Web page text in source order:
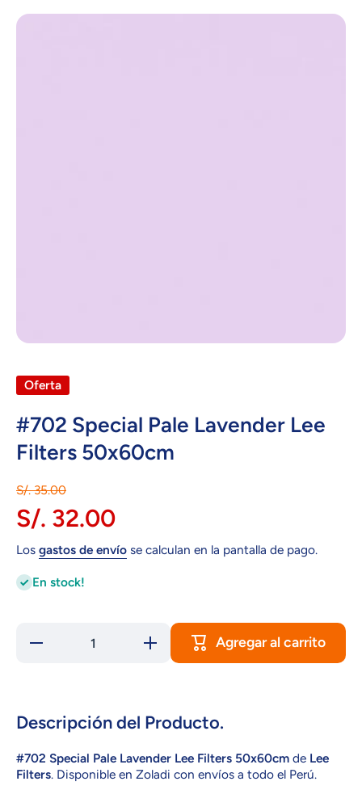
Ir directamente a la información del producto
Oferta
#702 Special Pale Lavender Lee
Filters 50x60cm
S/. 35.00
S/. 32.00
Los gastos de envío se calculan en la pantalla de pago.
En stock!
Reducir
Lee
Aumentar
cantidad
para
Lee
Agregar al carrito
Descripción del Producto.
#702 Special Pale Lavender Lee Filters 50x60cm de Lee
Filters. Disponible en Zoladi con envíos a todo el Perú.